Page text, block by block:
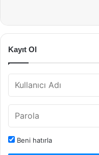
Kayıt Ol
Beni hatırla